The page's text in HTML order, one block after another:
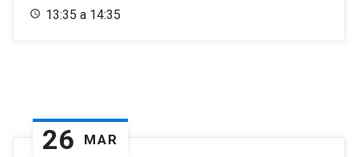
13:35 a 14:35
26 MAR